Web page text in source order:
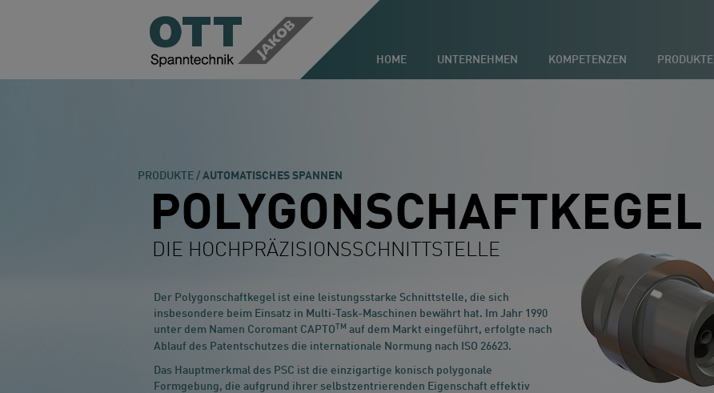
HOME UNTERNEHMEN KOMPETENZEN PRODUKTE
PRODUKTE / AUTOMATISCHES SPANNEN
POLYGONSCHAFTKEGEL
DIE HOCHPRÄZISIONSSCHNITTSTELLE
Der Polygonschaftkegel ist eine leistungsstarke Schnittstelle, die sich
insbesondere beim Einsatz in Multi-Task-Maschinen bewährt hat. Im Jahr 1990
unter dem Namen Coromant CAPTOTM auf dem Markt eingeführt, erfolgte nach
Ablauf des Patentschutzes die internationale Normung nach ISO 26623.
Das Hauptmerkmal des PSC ist die einzigartige konisch polygonale
Formgebung, die aufgrund ihrer selbstzentrierenden Eigenschaft effektiv